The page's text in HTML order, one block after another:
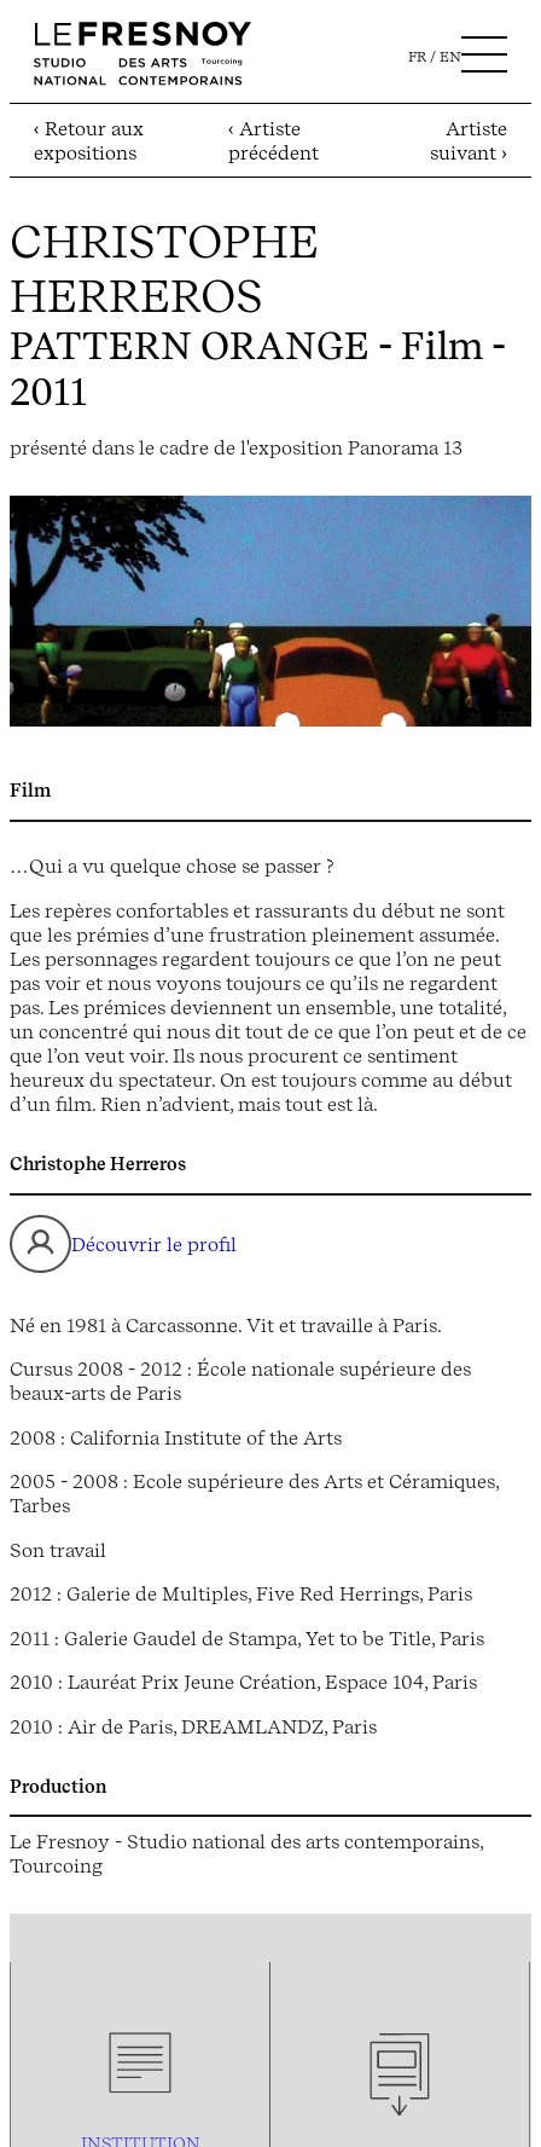
FR EN
‹ Retour aux
expositions
‹ Artiste
précédent
Artiste
suivant ›
CHRISTOPHE
HERREROS
PATTERN ORANGE - Film -
2011
présenté dans le cadre de l'exposition Panorama 13
Film
…Qui a vu quelque chose se passer ?
Les repères confortables et rassurants du début ne sont
que les prémies d’une frustration pleinement assumée.
Les personnages regardent toujours ce que l’on ne peut
pas voir et nous voyons toujours ce qu’ils ne regardent
pas. Les prémices deviennent un ensemble, une totalité,
un concentré qui nous dit tout de ce que l’on peut et de ce
que l’on veut voir. Ils nous procurent ce sentiment
heureux du spectateur. On est toujours comme au début
d’un film. Rien n’advient, mais tout est là.
Christophe Herreros
Découvrir le profil
Né en 1981 à Carcassonne. Vit et travaille à Paris.
Cursus 2008 - 2012 : École nationale supérieure des
beaux-arts de Paris
2008 : California Institute of the Arts
2005 - 2008 : Ecole supérieure des Arts et Céramiques,
Tarbes
Son travail
2012 : Galerie de Multiples, Five Red Herrings, Paris
2011 : Galerie Gaudel de Stampa, Yet to be Title, Paris
2010 : Lauréat Prix Jeune Création, Espace 104, Paris
2010 : Air de Paris, DREAMLANDZ, Paris
Production
Le Fresnoy - Studio national des arts contemporains,
Tourcoing